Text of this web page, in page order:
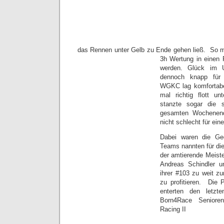
das Rennen unter Gelb zu Ende gehen ließ. So
3h Wertung in einen
werden. Glück im
dennoch knapp
WGKC lag
mal richtig flott
stanzte sogar die
gesamten
nicht schlecht für
Dabei waren die
Teams nanntenfür
der amtierende
Andreas Schindler
ihrer #103 zu weit
zu profitieren. Die
enterten den
Born4Race
Racing II